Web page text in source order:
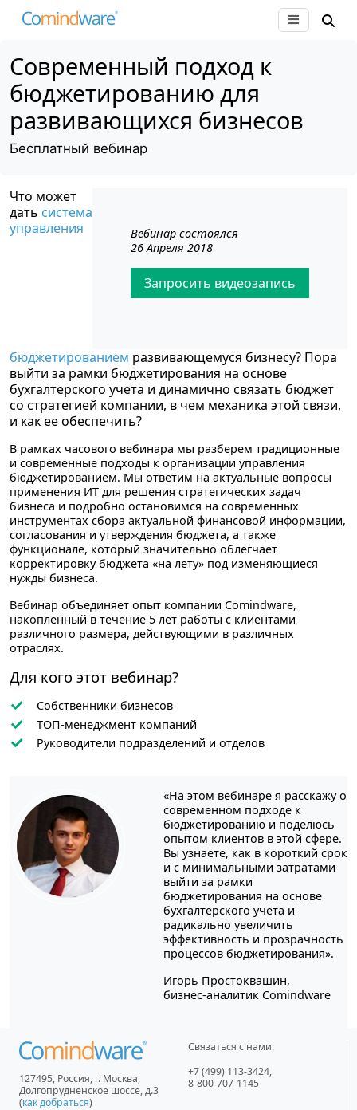
Современный подход к
бюджетированию для
развивающихся бизнесов
Бесплатный вебинар
Вебинар состоялся
26 Апреля 2018
Запросить видеозапись
Что может
дать система
управления
бюджетированием развивающемуся бизнесу? Пора
выйти за рамки бюджетирования на основе
бухгалтерского учета и динамично связать бюджет
со стратегией компании, в чем механика этой связи,
и как ее обеспечить?
В рамках часового вебинара мы разберем традиционные
и современные подходы к организации управления
бюджетированием. Мы ответим на актуальные вопросы
применения ИТ для решения стратегических задач
бизнеса и подробно остановимся на современных
инструментах сбора актуальной финансовой информации,
согласования и утверждения бюджета, а также
функционале, который значительно облегчает
корректировку бюджета «на лету» под изменяющиеся
нужды бизнеса.
Вебинар объединяет опыт компании Comindware,
накопленный в течение 5 лет работы с клиентами
различного размера, действующими в различных
отраслях.
Для кого этот вебинар?
Собственники бизнесов
ТОП-менеджмент компаний
Руководители подразделений и отделов
«На этом вебинаре я расскажу о
современном подходе к
бюджетированию и поделюсь
опытом клиентов в этой сфере.
Вы узнаете, как в короткий срок
и с минимальными затратами
выйти за рамки
бюджетирования на основе
бухгалтерского учета и
радикально увеличить
эффективность и прозрачность
процессов бюджетирования».
Игорь Простоквашин,
бизнес-аналитик Comindware
127495, Россия, г. Москва,
Долгопрудненское шоссе, д.3
(как добраться)
Связаться с нами:
+7 (499) 113-3424,
8-800-707-1145